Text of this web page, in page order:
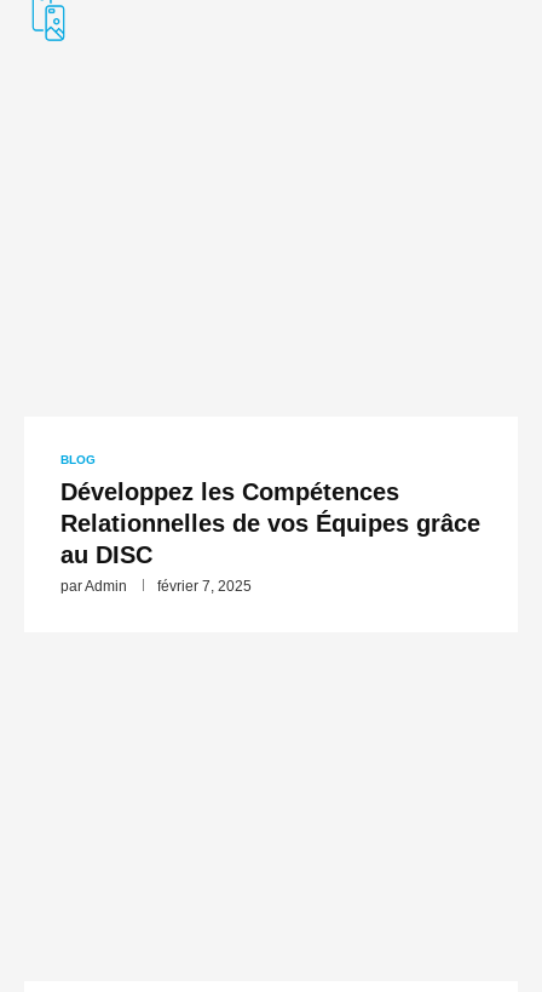
BLOG
Développez les Compétences
Relationnelles de vos Équipes grâce
au DISC
parAdmin février 7, 2025